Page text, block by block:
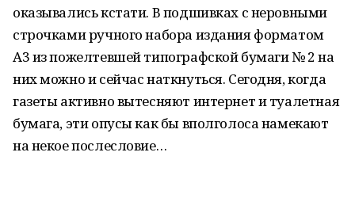
оказывались кстати. В подшивках с неровными
строчками ручного набора издания форматом
А3 из пожелтевшей типографской бумаги № 2 на
них можно и сейчас наткнуться. Сегодня, когда
газеты активно вытесняют интернет и туалетная
бумага, эти опусы как бы вполголоса намекают
на некое послесловие…